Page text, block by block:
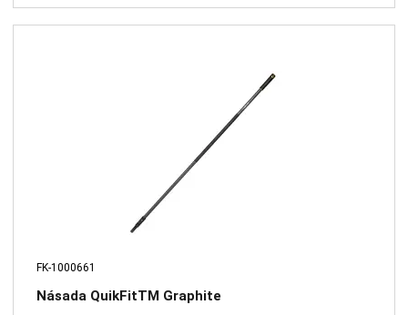
FK-1000661
Násada QuikFitTM Graphite